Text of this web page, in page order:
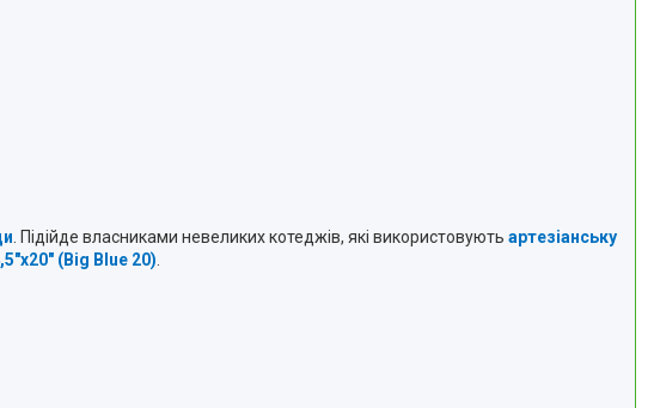
. Підійде власниками невеликих котеджів, які використовують артезіанську
(Big Blue 20)